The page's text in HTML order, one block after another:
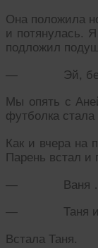
Она положила
и потянулась.
подложил
— Эй,
Мы опять с
футболка
Как и вчера на
Парень встал и
— Ваня …
— Таня и
Встала Таня.